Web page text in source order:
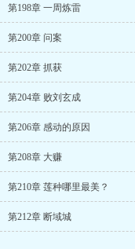
第198章 一周炼雷
第200章 问案
第202章 抓获
第204章 败刘玄成
第206章 感动的原因
第208章 大赚
第210章 莲种哪里最美？
第212章 断域城